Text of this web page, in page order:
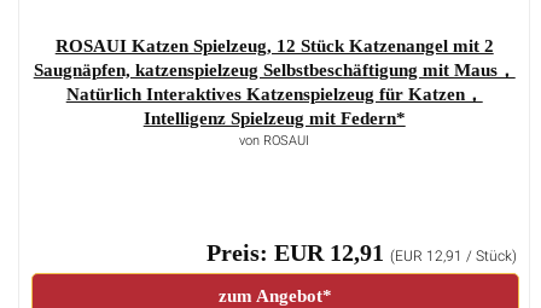
ROSAUI Katzen Spielzeug, 12 Stück Katzenangel mit 2
Saugnäpfen, katzenspielzeug Selbstbeschäftigung mit Maus，
Natürlich Interaktives Katzenspielzeug für Katzen，
Intelligenz Spielzeug mit Federn*
von ROSAUI
Preis: EUR 12,91(EUR 12,91 / Stück)
zum Angebot*